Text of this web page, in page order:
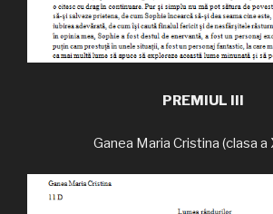
PREMIUL III
Ganea Maria Cristina (clasa a